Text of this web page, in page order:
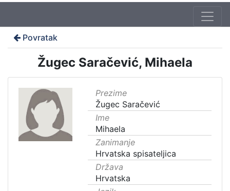
Povratak
Žugec Saračević, Mihaela
Prezime
Žugec Saračević
Ime
Mihaela
Zanimanje
Hrvatska spisateljica
Država
Hrvatska